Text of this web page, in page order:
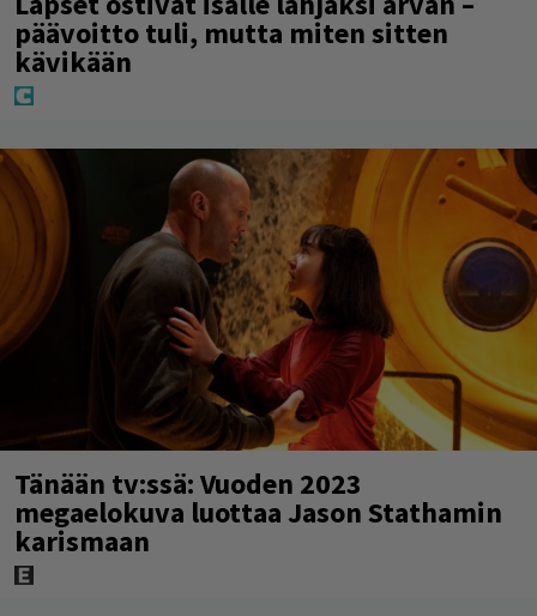
päävoitto tuli, mutta miten sitten
kävikään
Tänään tv:ssä: Vuoden 2023
megaelokuva luottaa Jason Stathamin
karismaan